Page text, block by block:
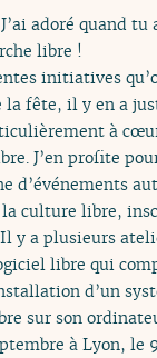
J’ai adoré quand tu
libre !
initiatives
la fête, il y en a
à
J’en profite
d’événements
culture libre,
y a plusieurs
libre qui
d’un
sur son
à Lyon, le